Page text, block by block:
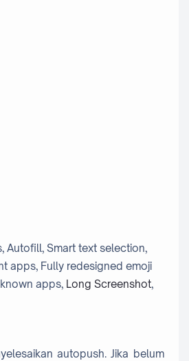
Autofill, Smart text selection,
apps, Fully redesigned emoji
apps, Long Screenshot,
autopush. Jika belum